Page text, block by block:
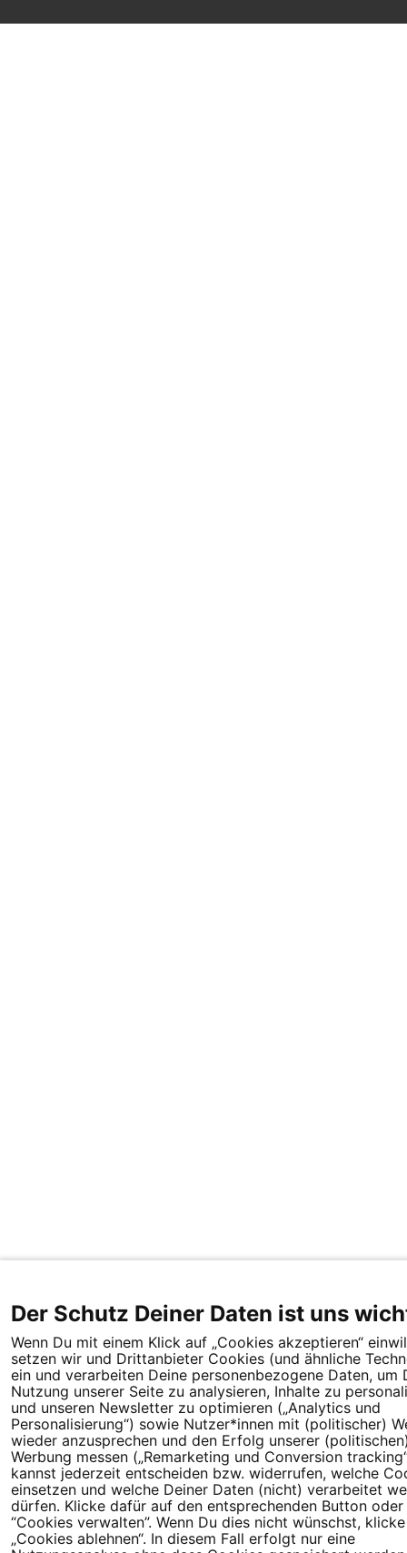
Der Schutz Deiner Daten ist uns
Wenn Du mit einem Klick auf „Cookies akzeptieren“
setzen wir und Drittanbieter Cookies (und ähnliche
ein und verarbeiten Deine personenbezogene Daten, um
Nutzung unserer Seite zu analysieren, Inhalte zu
und unseren Newsletter zu optimieren („Analytics und
Personalisierung“) sowie Nutzer*innen mit (politischer)
wieder anzusprechen und den Erfolg unserer
Werbung messen („Remarketing und Conversion
kannst jederzeit entscheiden bzw. widerrufen, welche
einsetzen und welche Deiner Daten (nicht) verarbeitet
dürfen. Klicke dafür auf den entsprechenden Button
“Cookies verwalten”. Wenn Du dies nicht wünschst,
„Cookies ablehnen“. In diesem Fall erfolgt nur eine